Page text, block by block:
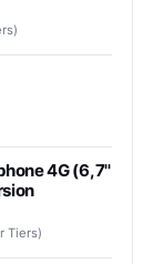
4G (6,7''
Tiers)